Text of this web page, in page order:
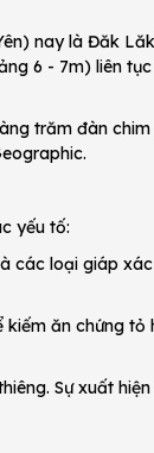
nay là Đăk
6 - 7m) liên
trăm đàn chim
yếu tố:
các loại giáp
ăn chứng tỏ
Sự xuất